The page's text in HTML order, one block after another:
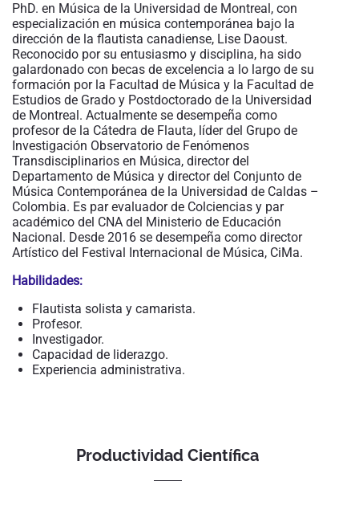
PhD. en Música de la Universidad de Montreal, con
especialización en música contemporánea bajo la
dirección de la flautista canadiense, Lise Daoust.
Reconocido por su entusiasmo y disciplina, ha sido
galardonado con becas de excelencia a lo largo de su
formación por la Facultad de Música y la Facultad de
Estudios de Grado y Postdoctorado de la Universidad
de Montreal. Actualmente se desempeña como
profesor de la Cátedra de Flauta, líder del Grupo de
Investigación Observatorio de Fenómenos
Transdisciplinarios en Música, director del
Departamento de Música y director del Conjunto de
Música Contemporánea de la Universidad de Caldas –
Colombia. Es par evaluador de Colciencias y par
académico del CNA del Ministerio de Educación
Nacional. Desde 2016 se desempeña como director
Artístico del Festival Internacional de Música, CiMa.
Habilidades:
Flautista solista y camarista.
Profesor.
Investigador.
Capacidad de liderazgo.
Experiencia administrativa.
Productividad Científica